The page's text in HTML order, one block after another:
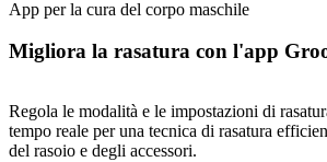
App per la cura del corpo maschile
Migliora la rasatura con l'app
Regola le modalità e le impostazioni di
tempo reale per una tecnica di rasatura
del rasoio e degli accessori.